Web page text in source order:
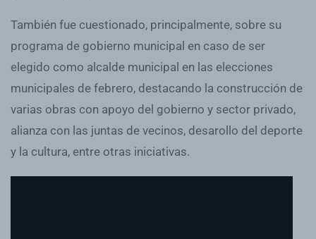
También fue cuestionado, principalmente, sobre su
programa de gobierno municipal en caso de ser
elegido como alcalde municipal en las elecciones
municipales de febrero, destacando la construcción de
varias obras con apoyo del gobierno y sector privado,
alianza con las juntas de vecinos, desarollo del deporte
y la cultura, entre otras iniciativas.